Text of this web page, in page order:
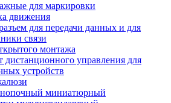
для маркировки
движения
для передачи данных и для
связи
монтажа
дистанционного управления для
устройств
миниатюрный